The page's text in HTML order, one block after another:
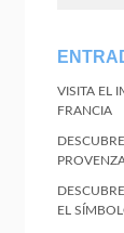
VISITA EL
FRANCIA
EL